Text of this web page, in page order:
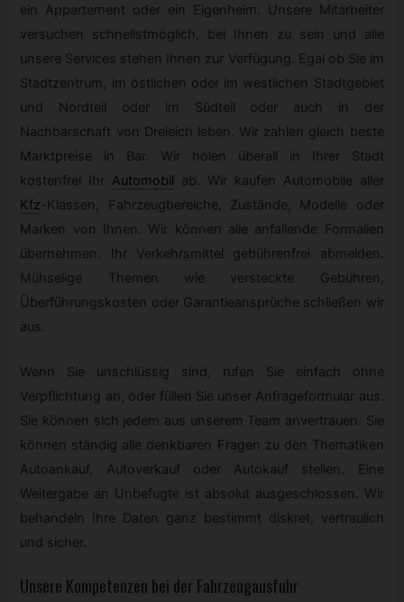
ein Appartement oder ein Eigenheim. Unsere Mitarbeiter
versuchen schnellstmöglich, bei Ihnen zu sein und alle
unsere Services stehen Ihnen zur Verfügung. Egal ob Sie im
Stadtzentrum, im östlichen oder im westlichen Stadtgebiet
und Nordteil oder im Südteil oder auch in der
Nachbarschaft von Dreieich leben. Wir zahlen gleich beste
Marktpreise in Bar. Wir holen überall in Ihrer Stadt
kostenfrei Ihr Automobil ab. Wir kaufen Automobile aller
Kfz- Klassen, Fahrzeugbereiche, Zustände, Modelle oder
Marken von Ihnen. Wir können alle anfallende Formalien
übernehmen. Ihr Verkehrsmittel gebührenfrei abmelden.
Mühselige Themen wie versteckte Gebühren,
Überführungskosten oder Garantieansprüche schließen wir
aus.
Wenn Sie unschlüssig sind, rufen Sie einfach ohne
Verpflichtung an, oder füllen Sie unser Anfrageformular aus.
Sie können sich jedem aus unserem Team anvertrauen. Sie
können ständig alle denkbaren Fragen zu den Thematiken
Autoankauf, Autoverkauf oder Autokauf stellen. Eine
Weitergabe an Unbefugte ist absolut ausgeschlossen. Wir
behandeln Ihre Daten ganz bestimmt diskret, vertraulich
und sicher.
Unsere Kompetenzen bei der Fahrzeugausfuhr